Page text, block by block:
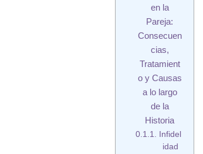
en la
Pareja:
Consecuen
cias,
Tratamient
o y Causas
a lo largo
de la
Historia
Infidel
idad